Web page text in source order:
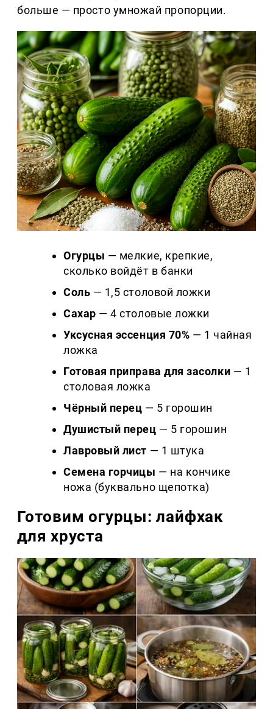
больше — просто умножай пропорции.
Огурцы — мелкие, крепкие,
сколько войдёт в банки
Соль — 1,5 столовой ложки
Сахар — 4 столовые ложки
Уксусная эссенция 70% — 1 чайная
ложка
Готовая приправа для засолки — 1
столовая ложка
Чёрный перец — 5 горошин
Душистый перец — 5 горошин
Лавровый лист — 1 штука
Семена горчицы — на кончике
ножа (буквально щепотка)
Готовим огурцы: лайфхак
для хруста